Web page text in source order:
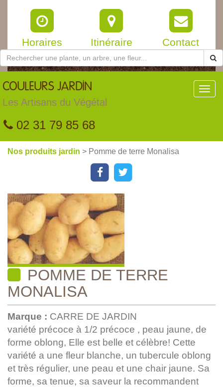
Horaires Itinéraire Contact
COULEURS JARDIN
Les Artisans du Végétal
02 31 79 85 68
Nos produits jardin > Pomme de terre Monalisa
POMME DE TERRE
MONALISA
Marque : CARRE DE JARDIN
variété précoce à 1/2 précoce , peau jaune, de
forme oblong, Elle est belle et célèbre! Cette
variété a une fleur blanche, un tubercule oblong
et très régulier, une peau et une chair jaune. Sa
forme, sa tenue, sa saveur la recommandent